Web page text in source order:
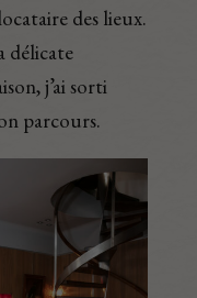
des lieux.
délicate
j’ai sorti
parcours.